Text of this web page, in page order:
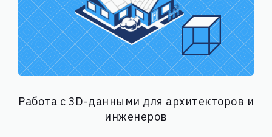
Работа с 3D-данными для архитекторов и
инженеров